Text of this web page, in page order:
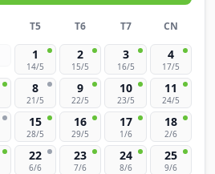
T5 T6 T7 CN
1
14/5
2
15/5
3
16/5
4
17/5
8
21/5
9
22/5
10
23/5
11
24/5
15
28/5
16
29/5
17
1/6
18
2/6
22
6/6
23
7/6
24
8/6
25
9/6